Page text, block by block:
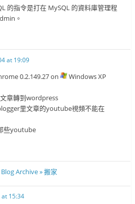
的指令是打在 MySQL 的資料庫管理程
。
at 19:09
0.2.149.27 on
Windows XP
章轉到wordpress
里文章的youtube視頻不能在
些youtube
Archive » 搬家
15:34